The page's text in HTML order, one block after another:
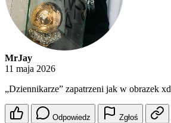
MrJay
11 maja 2026
„Dziennikarze” zapatrzeni jak w obrazek xd
Odpowiedz Zgłoś